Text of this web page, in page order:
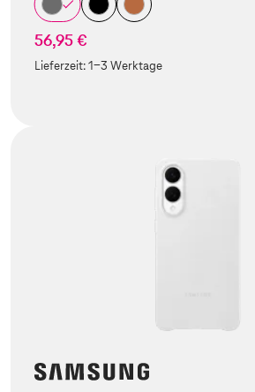
56,95 €
Lieferzeit:1-3 Werktage